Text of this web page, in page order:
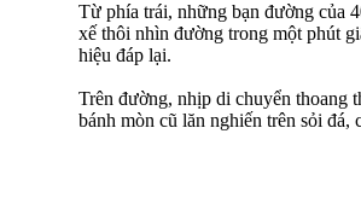
Từ phía trái, những bạn đường của
xế thôi nhìn đường trong một phút
hiệu đáp lại.
Trên đường, nhịp di chuyển thoang
bánh mòn cũ lăn nghiến trên sỏi